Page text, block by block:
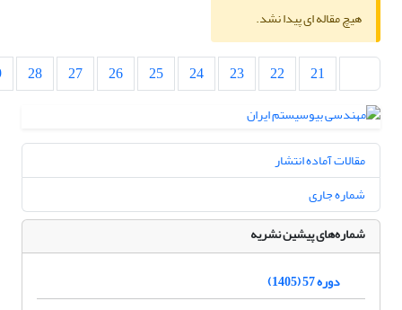
هیچ مقاله ای پیدا نشد.
21
22
23
24
25
26
27
28
مقالات آماده انتشار
شماره جاری
شماره‌های پیشین نشریه
دوره 57 (1405)